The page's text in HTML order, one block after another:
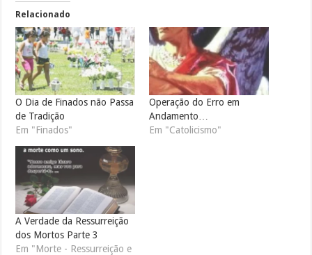
Relacionado
O Dia de Finados não Passa
de Tradição
Em "Finados"
Operação do Erro em
Andamento…
Em "Catolicismo"
A Verdade da Ressurreição
dos Mortos Parte 3
Em "Morte - Ressurreição e